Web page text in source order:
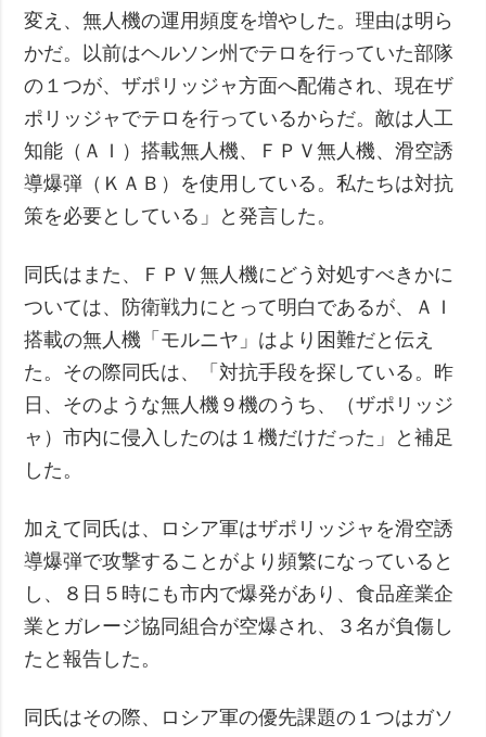
変え、無人機の運用頻度を増やした。理由は明ら
かだ。以前はヘルソン州でテロを行っていた部隊
の１つが、ザポリッジャ方面へ配備され、現在ザ
ポリッジャでテロを行っているからだ。敵は人工
知能（ＡＩ）搭載無人機、ＦＰＶ無人機、滑空誘
導爆弾（ＫＡＢ）を使用している。私たちは対抗
策を必要としている」と発言した。
同氏はまた、ＦＰＶ無人機にどう対処すべきかに
ついては、防衛戦力にとって明白であるが、ＡＩ
搭載の無人機「モルニヤ」はより困難だと伝え
た。その際同氏は、「対抗手段を探している。昨
日、そのような無人機９機のうち、（ザポリッジ
ャ）市内に侵入したのは１機だけだった」と補足
した。
加えて同氏は、ロシア軍はザポリッジャを滑空誘
導爆弾で攻撃することがより頻繁になっていると
し、８日５時にも市内で爆発があり、食品産業企
業とガレージ協同組合が空爆され、３名が負傷し
たと報告した。
同氏はその際、ロシア軍の優先課題の１つはガソ